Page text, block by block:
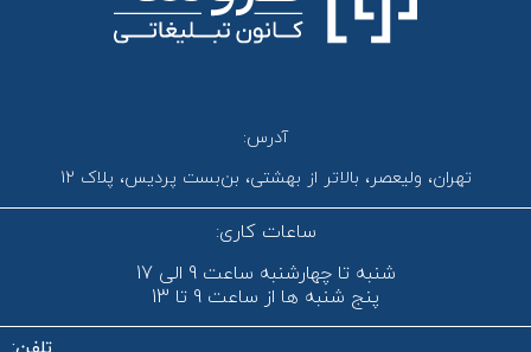
آدرس:
تهران، ولیعصر، بالاتر از بهشتی، بن‌بست پردیس، پلاک 12
ساعات کاری:
شنبه تا چهارشنبه ساعت 9 الی 17
پنج شنبه ها از ساعت 9 تا 13